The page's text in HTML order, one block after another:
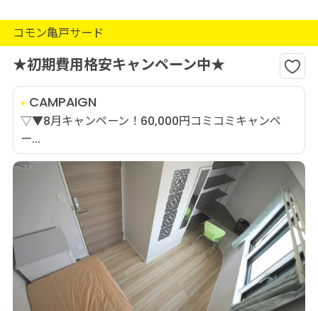
コモン亀戸サード
★初期費用格安キャンペーン中★
CAMPAIGN
▽▼8月キャンペーン！60,000円コミコミキャンペ
ー...